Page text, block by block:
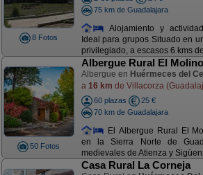
8 Fotos
75 km de Guadalajara
Alojamiento y
Ideal para grupos Situado en
privilegiado, a escasos 6 kms
50 Fotos
Albergue Rural El Molino
Albergue en Huérmeces del
a 16 km de Villacorza
60 plazas
25 €
70 km de Guadalajara
El Albergue Rural El
en la Sierra Norte de
medievales de Atienza y
Casa Rural La Corneja